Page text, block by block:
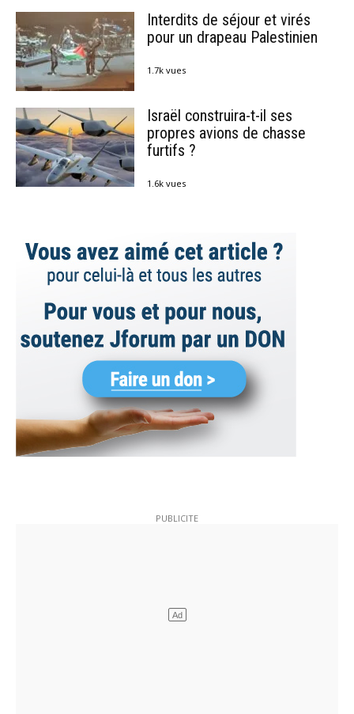
Interdits de séjour et virés
pour un drapeau Palestinien
1.7k vues
Israël construira-t-il ses
propres avions de chasse
furtifs ?
1.6k vues